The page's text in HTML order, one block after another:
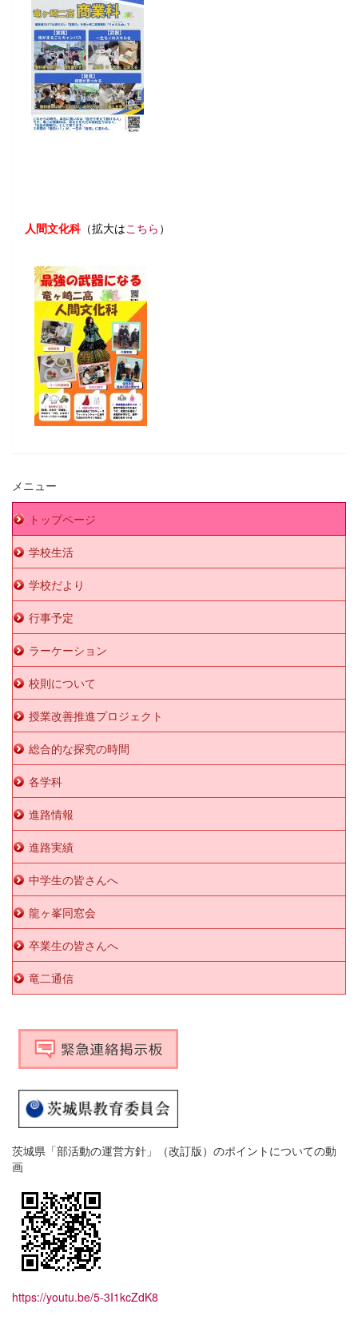
人間文化科（拡大はこちら ）
メニュー
トップページ
学校生活
学校だより
行事予定
ラーケーション
校則について
授業改善推進プロジェクト
総合的な探究の時間
各学科
進路情報
進路実績
中学生の皆さんへ
龍ヶ峯同窓会
卒業生の皆さんへ
竜二通信
茨城県「部活動の運営方針」（改訂版）のポイントについての動
画
https://youtu.be/5-3I1kcZdK8